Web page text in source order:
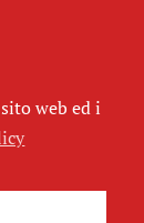
web ed i